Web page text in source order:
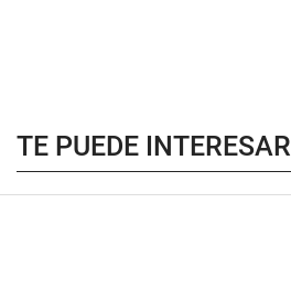
TE PUEDE INTERESAR